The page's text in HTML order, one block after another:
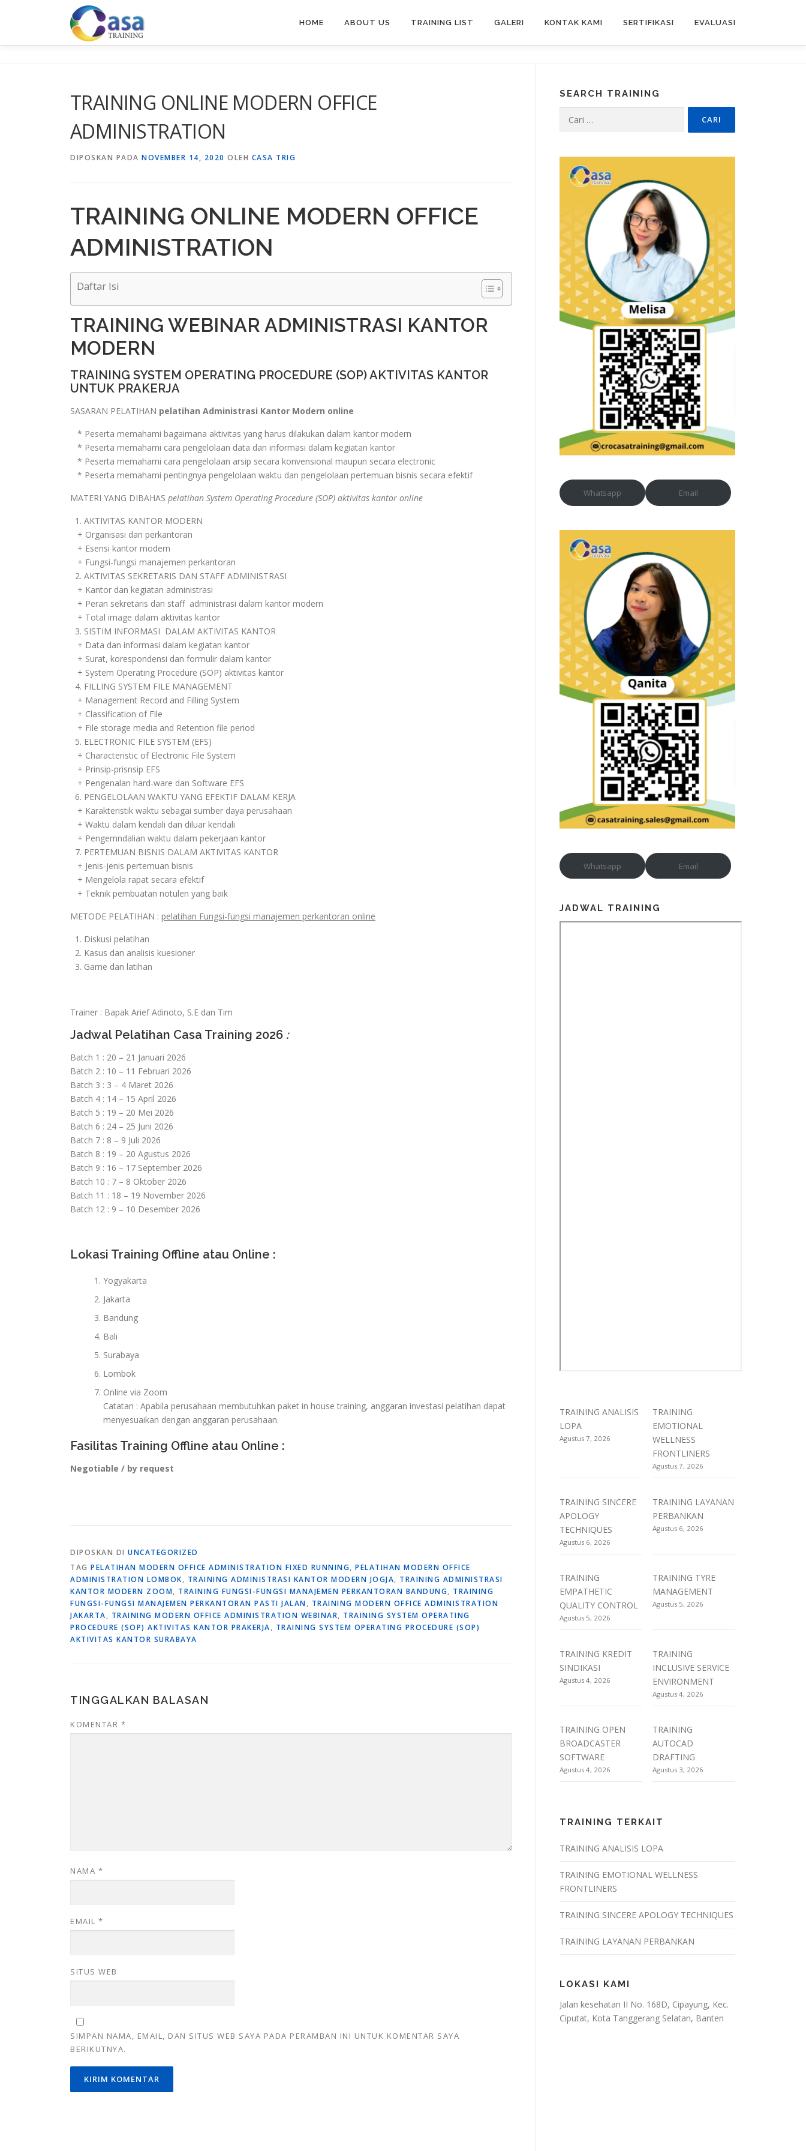
HOME ABOUT US TRAINING LIST GALERI KONTAK KAMI SERTIFIKASI EVALUASI
TRAINING ONLINE MODERN OFFICE
ADMINISTRATION
DIPOSKAN PADA NOVEMBER 14, 2020 OLEH CASA TRIG
TRAINING ONLINE MODERN OFFICE
ADMINISTRATION
Daftar Isi
TRAINING WEBINAR ADMINISTRASI KANTOR
MODERN
TRAINING SYSTEM OPERATING PROCEDURE (SOP) AKTIVITAS KANTOR
UNTUK PRAKERJA
SASARAN PELATIHAN pelatihan Administrasi Kantor Modern online
* Peserta memahami bagaimana aktivitas yang harus dilakukan dalam kantor modern
* Peserta memahami cara pengelolaan data dan informasi dalam kegiatan kantor
* Peserta memahami cara pengelolaan arsip secara konvensional maupun secara electronic
* Peserta memahami pentingnya pengelolaan waktu dan pengelolaan pertemuan bisnis secara efektif
MATERI YANG DIBAHAS pelatihan System Operating Procedure (SOP) aktivitas kantor online
1. AKTIVITAS KANTOR MODERN
+ Organisasi dan perkantoran
+ Esensi kantor modern
+ Fungsi-fungsi manajemen perkantoran
2. AKTIVITAS SEKRETARIS DAN STAFF ADMINISTRASI
+ Kantor dan kegiatan administrasi
+ Peran sekretaris dan staff administrasi dalam kantor modern
+ Total image dalam aktivitas kantor
3. SISTIM INFORMASI DALAM AKTIVITAS KANTOR
+ Data dan informasi dalam kegiatan kantor
+ Surat, korespondensi dan formulir dalam kantor
+ System Operating Procedure (SOP) aktivitas kantor
4. FILLING SYSTEM FILE MANAGEMENT
+ Management Record and Filling System
+ Classification of File
+ File storage media and Retention file period
5. ELECTRONIC FILE SYSTEM (EFS)
+ Characteristic of Electronic File System
+ Prinsip-prisnsip EFS
+ Pengenalan hard-ware dan Software EFS
6. PENGELOLAAN WAKTU YANG EFEKTIF DALAM KERJA
+ Karakteristik waktu sebagai sumber daya perusahaan
+ Waktu dalam kendali dan diluar kendali
+ Pengemndalian waktu dalam pekerjaan kantor
7. PERTEMUAN BISNIS DALAM AKTIVITAS KANTOR
+ Jenis-jenis pertemuan bisnis
+ Mengelola rapat secara efektif
+ Teknik pembuatan notulen yang baik
METODE PELATIHAN : pelatihan Fungsi-fungsi manajemen perkantoran online
1. Diskusi pelatihan
2. Kasus dan analisis kuesioner
3. Game dan latihan
Trainer : Bapak Arief Adinoto, S.E dan Tim
Jadwal Pelatihan Casa Training 2026 :
Batch 1 : 20 – 21 Januari 2026
Batch 2 : 10 – 11 Februari 2026
Batch 3 : 3 – 4 Maret 2026
Batch 4 : 14 – 15 April 2026
Batch 5 : 19 – 20 Mei 2026
Batch 6 : 24 – 25 Juni 2026
Batch 7 : 8 – 9 Juli 2026
Batch 8 : 19 – 20 Agustus 2026
Batch 9 : 16 – 17 September 2026
Batch 10 : 7 – 8 Oktober 2026
Batch 11 : 18 – 19 November 2026
Batch 12 : 9 – 10 Desember 2026
Lokasi Training Offline atau Online :
Yogyakarta
Jakarta
Bandung
Bali
Surabaya
Lombok
Online via Zoom
Catatan : Apabila perusahaan membutuhkan paket in house training, anggaran investasi pelatihan dapat
menyesuaikan dengan anggaran perusahaan.
Fasilitas Training Offline atau Online :
Negotiable / by request
DIPOSKAN DI UNCATEGORIZED
TAG PELATIHAN MODERN OFFICE ADMINISTRATION FIXED RUNNING, PELATIHAN MODERN OFFICE
ADMINISTRATION LOMBOK, TRAINING ADMINISTRASI KANTOR MODERN JOGJA, TRAINING ADMINISTRASI
KANTOR MODERN ZOOM, TRAINING FUNGSI-FUNGSI MANAJEMEN PERKANTORAN BANDUNG, TRAINING
FUNGSI-FUNGSI MANAJEMEN PERKANTORAN PASTI JALAN, TRAINING MODERN OFFICE ADMINISTRATION
JAKARTA, TRAINING MODERN OFFICE ADMINISTRATION WEBINAR, TRAINING SYSTEM OPERATING
PROCEDURE (SOP) AKTIVITAS KANTOR PRAKERJA, TRAINING SYSTEM OPERATING PROCEDURE (SOP)
AKTIVITAS KANTOR SURABAYA
TINGGALKAN BALASAN
KOMENTAR *
NAMA *
EMAIL *
SITUS WEB
SIMPAN NAMA, EMAIL, DAN SITUS WEB SAYA PADA PERAMBAN INI UNTUK KOMENTAR SAYA
BERIKUTNYA.
SEARCH TRAINING
untuk:
Whatsapp Email
Whatsapp Email
JADWAL TRAINING
TRAINING ANALISIS
LOPA
Agustus 7, 2026
TRAINING
EMOTIONAL
WELLNESS
FRONTLINERS
Agustus 7, 2026
TRAINING SINCERE
APOLOGY
TECHNIQUES
Agustus 6, 2026
TRAINING LAYANAN
PERBANKAN
Agustus 6, 2026
TRAINING
EMPATHETIC
QUALITY CONTROL
Agustus 5, 2026
TRAINING TYRE
MANAGEMENT
Agustus 5, 2026
TRAINING KREDIT
SINDIKASI
Agustus 4, 2026
TRAINING
INCLUSIVE SERVICE
ENVIRONMENT
Agustus 4, 2026
TRAINING OPEN
BROADCASTER
SOFTWARE
Agustus 4, 2026
TRAINING
AUTOCAD
DRAFTING
Agustus 3, 2026
TRAINING TERKAIT
TRAINING ANALISIS LOPA
TRAINING EMOTIONAL WELLNESS
FRONTLINERS
TRAINING SINCERE APOLOGY TECHNIQUES
TRAINING LAYANAN PERBANKAN
LOKASI KAMI
Jalan kesehatan II No. 168D, Cipayung, Kec.
Ciputat, Kota Tanggerang Selatan, Banten